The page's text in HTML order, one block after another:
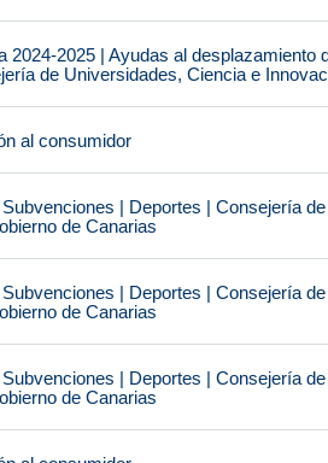
2024-2025 | Ayudas al desplazamiento
de Universidades, Ciencia e
al consumidor
| Deportes | Consejería
de Canarias
| Deportes | Consejería
de Canarias
| Deportes | Consejería
de Canarias